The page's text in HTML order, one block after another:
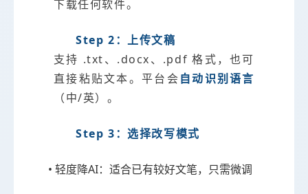
下载任何软件。
Step 2：上传文稿
支持 .txt、.docx、.pdf 格式，也可
直接粘贴文本。平台会自动识别语言
（中/英）。
Step 3：选择改写模式
• 轻度降AI：适合已有较好文笔，只需微调